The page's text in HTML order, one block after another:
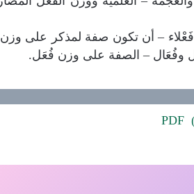
– أن تكون صفة لمذكر على وزن
وفُعَال – الصفة على وزن فُعَل.